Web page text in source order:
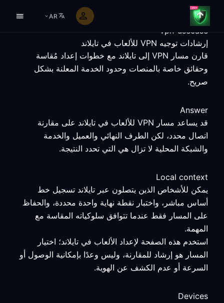
AR
vpn-usecase
إرشادات توجيه VPN للألعاب في تايلاند
قارن مسار VPN إلى تايلاند مع خطوات إعداد مُقاسة
وحقائق خاصة بالمنصات وحدود الخدمة المعلنة بشكل
صريح.
Answer
قد يساعد مسار VPN للألعاب في تايلاند على مقارنة
اتصال محدد، لكن الطرف النهائي والعميل والخدمة
والشبكة المحلية لا تزال هي التي تحدد النتيجة.
Local context
يمكن للأشخاص الذين يتصلون عبر تايلاند تسجيل خط
أساس مباشر، واختبار نقطة نهاية واحدة محددة، والحفاظ
على المسار فقط عندما تتوافق سلوكياته المقاسة مع
المهمة.
استخدم هذه الصفحة لإعداد الألعاب في تايلاند؛ اختيار
المسار هو إرشاد للمقارنة، وليس وعدًا بإمكانية الوصول أو
السرعة أو عدم الكشف عن الهوية.
Devices